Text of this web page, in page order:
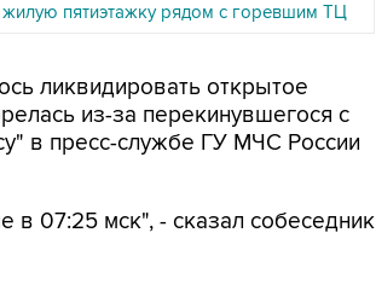
пятиэтажку рядом с горевшим ТЦ
ликвидировать открытое
из-за перекинувшегося с
в пресс-службе ГУ МЧС России
в 07:25 мск", - сказал собеседник